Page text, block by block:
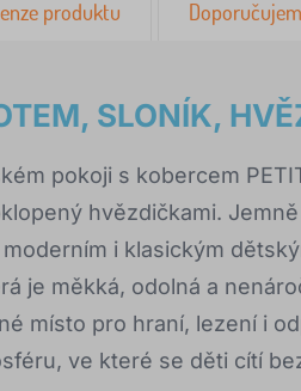
produktu
SLONÍK,
pokoji s kobercem
hvězdičkami.
i klasickým
je měkká, odolná a
místo pro hraní, lezení i
ve které se děti cítí